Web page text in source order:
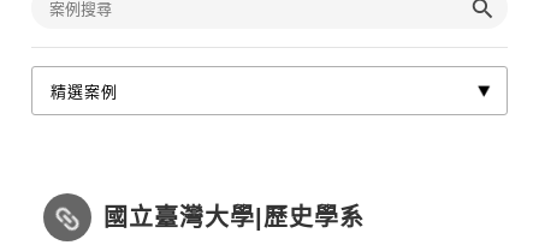
國立臺灣大學|歷史學系